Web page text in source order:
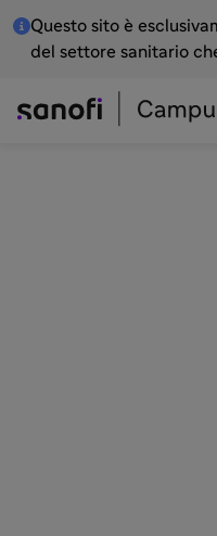
Questo sito è
del settore sanitario